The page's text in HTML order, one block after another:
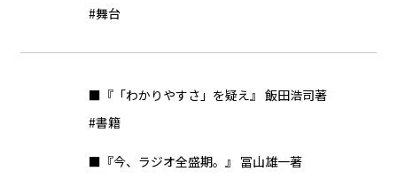
#舞台
■『「わかりやすさ」を疑え』 飯田浩司著
#書籍
■『今、ラジオ全盛期。』 冨山雄一著